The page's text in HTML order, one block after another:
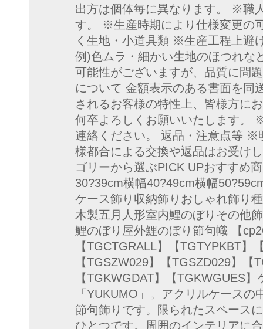
出方は個体毎に異なります。 ※職
す。 ※生産時期により仕様変更
く生地・小道具類 ※生産工程上
例)色ムラ・細かい生地のほつれ
可能性がございますが、品質に問
について 金額表示のある書面を同
されるお客様の特性上、皆様方に
何卒よろしくお願いいたします。
連絡ください。 返品・注意点等 ※
様都合による交換や返品はお受け
ゴリーから選ぶPICK UPおすすめ
30?39cm横幅40?49cm横幅
ケース飾り収納飾りおしゃれ飾り
木製五月人形室内鯉のぼりその他
鯉のぼり屋外鯉のぼり節句幟 【
【TGCTGRALL】【TGTYPKBT】
【TGSZW029】【TGSZD029】
【TGKWGDAT】【TGKWGUES
「YUKUMO」。アクリルケース
節句飾りです。限られたスペース
ひとつです。周囲のインテリアに